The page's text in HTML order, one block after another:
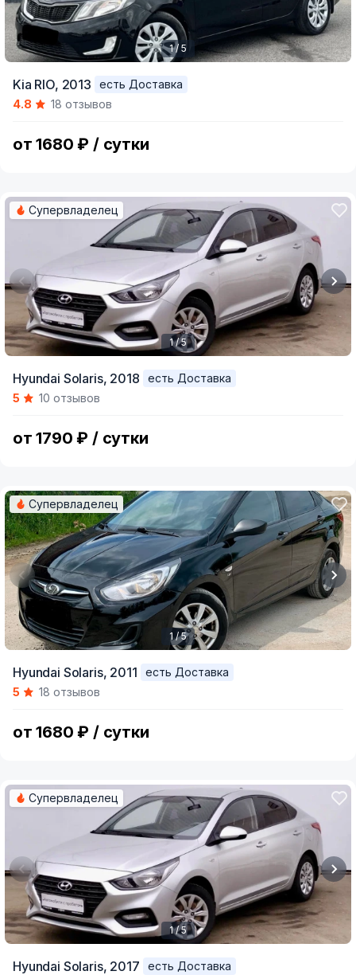
of
1 / 5
Kia RIO, 2013
есть Доставка
4.8
18 отзывов
от 1680 ₽ / сутки
of
Супервладелец
1 / 5
Hyundai Solaris, 2018
есть Доставка
5
10 отзывов
от 1790 ₽ / сутки
of
Супервладелец
1 / 5
Hyundai Solaris, 2011
есть Доставка
5
18 отзывов
от 1680 ₽ / сутки
Супервладелец
1 / 5
Hyundai Solaris, 2017
есть Доставка